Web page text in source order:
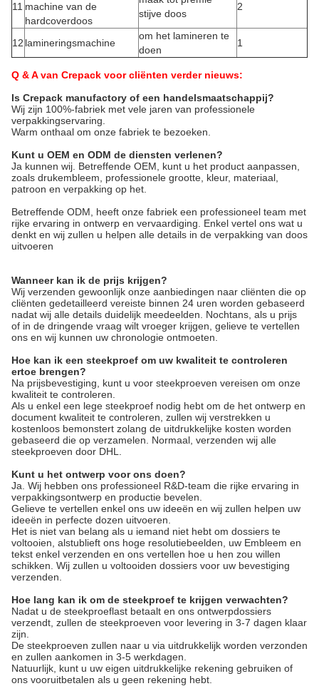
11 machine van de
hardcoverdoos
stijve doos
2
12 lamineringsmachine
om het lamineren te
doen
1
Q & A van Crepack voor cliënten verder nieuws:
Is Crepack manufactory of een handelsmaatschappij?
Wij zijn 100%-fabriek met vele jaren van professionele
verpakkingservaring.
Warm onthaal om onze fabriek te bezoeken.
Kunt u OEM en ODM de diensten verlenen?
Ja kunnen wij. Betreffende OEM, kunt u het product aanpassen,
zoals drukembleem, professionele grootte, kleur, materiaal,
patroon en verpakking op het.
Betreffende ODM, heeft onze fabriek een professioneel team met
rijke ervaring in ontwerp en vervaardiging. Enkel vertel ons wat u
denkt en wij zullen u helpen alle details in de verpakking van doos
uitvoeren
Wanneer kan ik de prijs krijgen?
Wij verzenden gewoonlijk onze aanbiedingen naar cliënten die op
cliënten gedetailleerd vereiste binnen 24 uren worden gebaseerd
nadat wij alle details duidelijk meedeelden. Nochtans, als u prijs
of in de dringende vraag wilt vroeger krijgen, gelieve te vertellen
ons en wij kunnen uw chronologie ontmoeten.
Hoe kan ik een steekproef om uw kwaliteit te controleren
ertoe brengen?
Na prijsbevestiging, kunt u voor steekproeven vereisen om onze
kwaliteit te controleren.
Als u enkel een lege steekproef nodig hebt om de het ontwerp en
document kwaliteit te controleren, zullen wij verstrekken u
kostenloos bemonstert zolang de uitdrukkelijke kosten worden
gebaseerd die op verzamelen. Normaal, verzenden wij alle
steekproeven door DHL.
Kunt u het ontwerp voor ons doen?
Ja. Wij hebben ons professioneel R&D-team die rijke ervaring in
verpakkingsontwerp en productie bevelen.
Gelieve te vertellen enkel ons uw ideeën en wij zullen helpen uw
ideeën in perfecte dozen uitvoeren.
Het is niet van belang als u iemand niet hebt om dossiers te
voltooien, alstublieft ons hoge resolutiebeelden, uw Embleem en
tekst enkel verzenden en ons vertellen hoe u hen zou willen
schikken. Wij zullen u voltooiden dossiers voor uw bevestiging
verzenden.
Hoe lang kan ik om de steekproef te krijgen verwachten?
Nadat u de steekproeflast betaalt en ons ontwerpdossiers
verzendt, zullen de steekproeven voor levering in 3-7 dagen klaar
zijn.
De steekproeven zullen naar u via uitdrukkelijk worden verzonden
en zullen aankomen in 3-5 werkdagen.
Natuurlijk, kunt u uw eigen uitdrukkelijke rekening gebruiken of
ons vooruitbetalen als u geen rekening hebt.